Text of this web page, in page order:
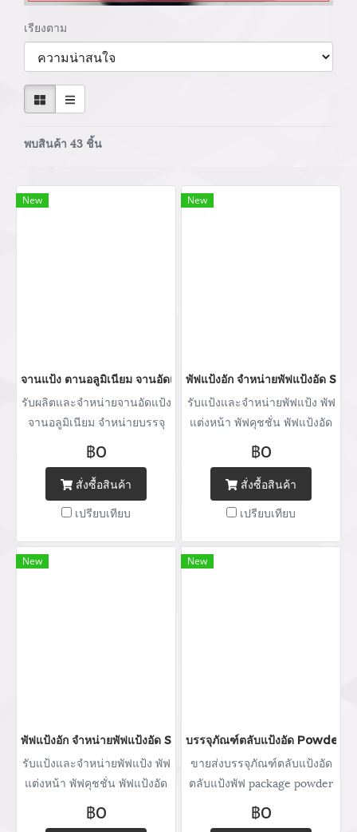
เรียงตาม
พบสินค้า 43 ชิ้น
New
จานแป้ง ตานอลูมิเนียม จานอัดแป้ง จานแป้งอัเทรงกลม โรงงานิบต
รับผลิตและจำหน่ายจานอัดแป้ง
จานอลูมิเนียม จำหน่ายบรรจุ
ภัณฑ์เครื่องสำอางทุกประเภท
Tel : (+66) 020 462 506-105
Mobile: 083 828 9246 Email:
marketing@packingroom.com/
sale@packingroom.com/
thepackingroomchannel@gmail.com
฿0
สั่งซื้อสินค้า
เปรียบเทียบ
New
พัฟแป้งอัก จำหน่ายพัฟแป้งอัด
รับแป้งและจำหน่ายพัฟแป้ง พัฟ
แต่งหน้า พัฟคุชชั่น พัฟแป้งอัด
สกรีนโลโก้พัฟแป้ง จำหน่าย
บรรจุภัณฑ์เครื่องสำอางทุก
ประเภท Tel : (+66) 020 462
506-112 Mobile: 083 828
9246 Email:
marketing@packingroom.com/
sale@packingroom.com/
฿0
สั่งซื้อสินค้า
เปรียบเทียบ
New
พัฟแป้งอัก จำหน่ายพัฟแป้งอัด SBR แต่งหน้าฟองน้ำผู้ผลิตพัฟสมูทสแ
รับแป้งและจำหน่ายพัฟแป้ง พัฟ
แต่งหน้า พัฟคุชชั่น พัฟแป้งอัด
สกรีนโลโก้พัฟแป้ง จำหน่าย
บรรจุภัณฑ์เครื่องสำอางทุก
฿0
New
บรรจุภัณฑ์ตลับแป้งอัด Powder
ขายส่งบรรจุภัณฑ์ตลับแป้งอัด
ตลับแป้งพัฟ package powder
กระปุกแป้ง จำหน่ายบรรจุภัณฑ์
เครื่องสำอางทุกประเภท Tel :
฿0